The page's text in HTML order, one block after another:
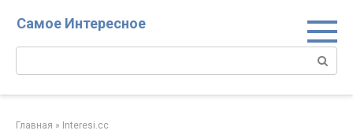
Самое Интересное
Поиск:
Главная » Interesi.cc